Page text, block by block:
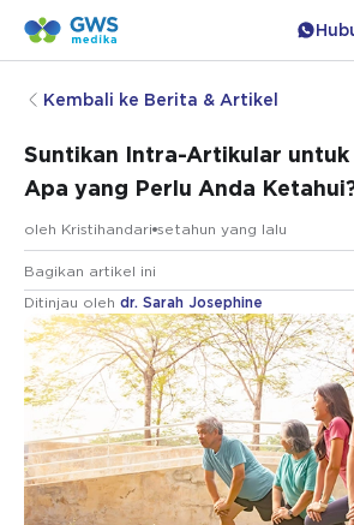
Kembali ke Berita & Artikel
Suntikan Intra-Artikular untuk
Apa yang Perlu Anda
oleh Kristihandari setahun yang lalu
Bagikan artikel ini
Ditinjau oleh dr. Sarah Josephine